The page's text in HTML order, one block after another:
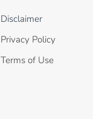
Disclaimer
Privacy Policy
Terms of Use